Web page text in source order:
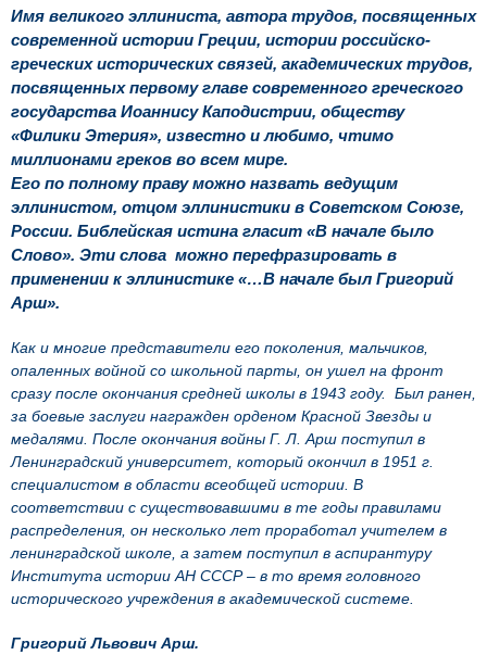
Имя великого эллиниста, автора трудов, посвященных
современной истории Греции, истории российско-
греческих исторических связей, академических трудов,
посвященных первому главе современного греческого
государства Иоаннису Каподистрии, обществу
«Филики Этерия», известно и любимо, чтимо
миллионами греков во всем мире.
Его по полному праву можно назвать ведущим
эллинистом, отцом эллинистики в Советском Союзе,
России. Библейская истина гласит «В начале было
Слово». Эти слова можно перефразировать в
применении к эллинистике «…В начале был Григорий
Арш».
Как и многие представители его поколения, мальчиков,
опаленных войной со школьной парты, он ушел на фронт
сразу после окончания средней школы в 1943 году. Был ранен,
за боевые заслуги награжден орденом Красной Звезды и
медалями. После окончания войны Г. Л. Арш поступил в
Ленинградский университет, который окончил в 1951 г.
специалистом в области всеобщей истории. В
соответствии с существовавшими в те годы правилами
распределения, он несколько лет проработал учителем в
ленинградской школе, а затем поступил в аспирантуру
Института истории АН СССР – в то время головного
исторического учреждения в академической системе.
Григорий Львович Арш.